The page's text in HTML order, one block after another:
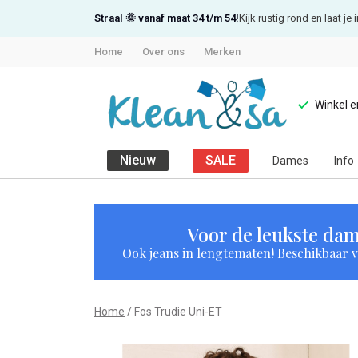
Straal 🌞 vanaf maat 34 t/m 54!Kijk rustig rond en laat je
Home Over ons Merken
Winkel
Nieuw SALE Dames Info
Voor de leukste
Ook jeans in lengtematen! Beschikbaar
Home Fos Trudie Uni-ET